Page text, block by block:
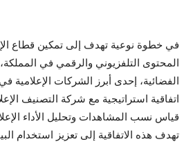
في خطوة نوعية تهدف إلى تمكين قطاع
المحتوى التلفزيوني والرقمي في
الفضائية، إحدى أبرز الشركات الإعلامية
قياس نسب المشاهدات وتحليل الأداء
تهدف هذه الاتفاقية إلى تعزيز استخدام